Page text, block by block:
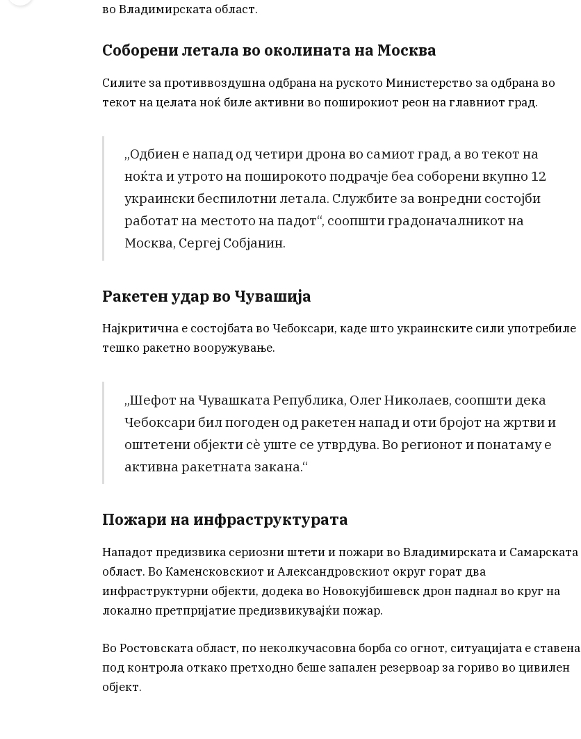
во Владимирската област.
Соборени летала во околината на Москва
Силите за противвоздушна одбрана на руското Министерство за одбрана во
текот на целата ноќ биле активни во поширокиот реон на главниот град.
„Одбиен е напад од четири дрона во самиот град, а во текот на
ноќта и утрото на поширокото подрачје беа соборени вкупно 12
украински беспилотни летала. Службите за вонредни состојби
работат на местото на падот“, соопшти градоначалникот на
Москва, Сергеј Собјанин.
Ракетен удар во Чувашија
Најкритична е состојбата во Чебоксари, каде што украинските сили употребиле
тешко ракетно вооружување.
„Шефот на Чувашката Република, Олег Николаев, соопшти дека
Чебоксари бил погоден од ракетен напад и оти бројот на жртви и
оштетени објекти сè уште се утврдува. Во регионот и понатаму е
активна ракетната закана.“
Пожари на инфраструктурата
Нападот предизвика сериозни штети и пожари во Владимирската и Самарската
област. Во Каменсковскиот и Александровскиот округ горат два
инфраструктурни објекти, додека во Новокујбишевск дрон паднал во круг на
локално претпријатие предизвикувајќи пожар.
Во Ростовската област, по неколкучасовна борба со огнот, ситуацијата е ставена
под контрола откако претходно беше запален резервоар за гориво во цивилен
објект.